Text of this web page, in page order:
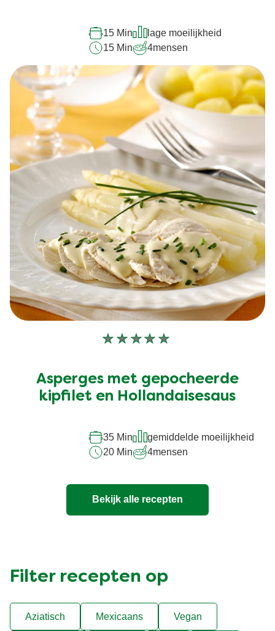
15 Min
lage moeilijkheid
15 Min
4mensen
Geen
voor
deze
Asperges met gepocheerde
kipfilet en Hollandaisesaus
35 Min
gemiddelde moeilijkheid
20 Min
4mensen
Bekijk alle recepten
Filter recepten op
Aziatisch Mexicaans Vegan